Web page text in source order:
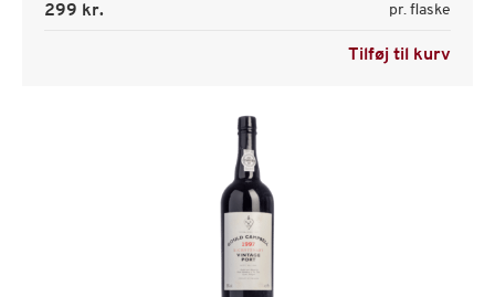
299 kr. pr. flaske
Tilføj til kurv